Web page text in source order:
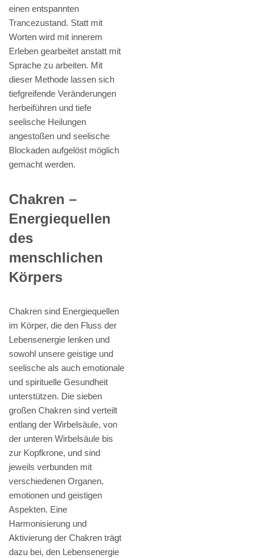
einen entspannten
Trancezustand. Statt mit
Worten wird mit innerem
Erleben gearbeitet anstatt mit
Sprache zu arbeiten. Mit
dieser Methode lassen sich
tiefgreifende Veränderungen
herbeiführen und tiefe
seelische Heilungen
angestoßen und seelische
Blockaden aufgelöst möglich
gemacht werden.
Chakren –
Energiequellen
des
menschlichen
Körpers
Chakren sind Energiequellen
im Körper, die den Fluss der
Lebensenergie lenken und
sowohl unsere geistige und
seelische als auch emotionale
und spirituelle Gesundheit
unterstützen. Die sieben
großen Chakren sind verteilt
entlang der Wirbelsäule, von
der unteren Wirbelsäule bis
zur Kopfkrone, und sind
jeweils verbunden mit
verschiedenen Organen,
emotionen und geistigen
Aspekten. Eine
Harmonisierung und
Aktivierung der Chakren trägt
dazu bei, den Lebensenergie